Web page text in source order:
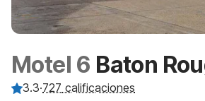
Motel 6 Baton
3.3·727 calificaciones